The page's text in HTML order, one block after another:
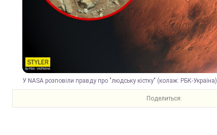
У NASA розповіли правду про "людську кістку" (колаж: РБК-Україна)
Поделиться: